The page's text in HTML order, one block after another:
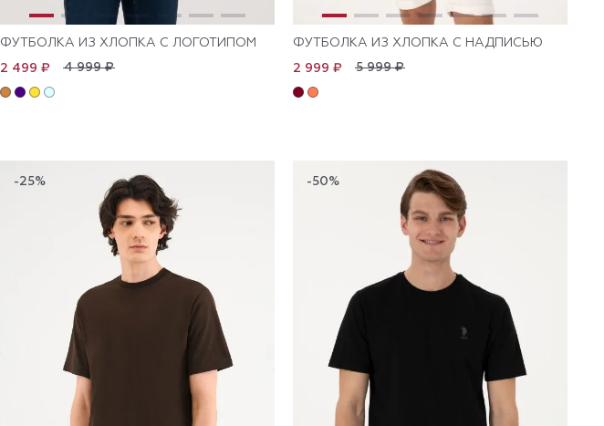
ФУТБОЛКА ИЗ ХЛОПКА С ЛОГОТИПОМ
4 999 ₽
2 499 ₽
ФУТБОЛКА ИЗ ХЛОПКА С НАДПИСЬЮ
5 999 ₽
2 999 ₽
-25% -50%